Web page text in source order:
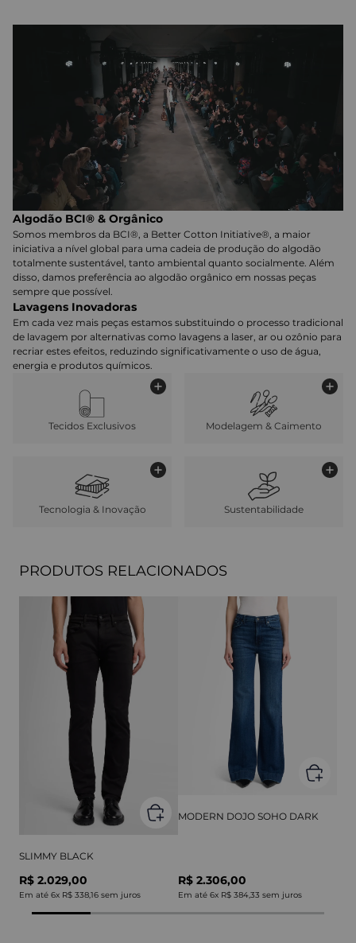
Algodão BCI® & Orgânico
Somos membros da BCI®, a Better Cotton Initiative®, a maior
iniciativa a nível global para uma cadeia de produção do algodão
totalmente sustentável, tanto ambiental quanto socialmente. Além
disso, damos preferência ao algodão orgânico em nossas peças
sempre que possível.
Lavagens Inovadoras
Em cada vez mais peças estamos substituindo o processo tradicional
de lavagem por alternativas como lavagens a laser, ar ou ozônio para
recriar estes efeitos, reduzindo significativamente o uso de água,
energia e produtos químicos.
Tecidos Exclusivos Modelagem & Caimento
Tecnologia & Inovação Sustentabilidade
PRODUTOS RELACIONADOS
SLIMMY BLACK
R$ 2.029,00
Em até 6x R$ 338,16 sem juros
MODERN DOJO SOHO DARK
R$ 2.306,00
Em até 6x R$ 384,33 sem juros